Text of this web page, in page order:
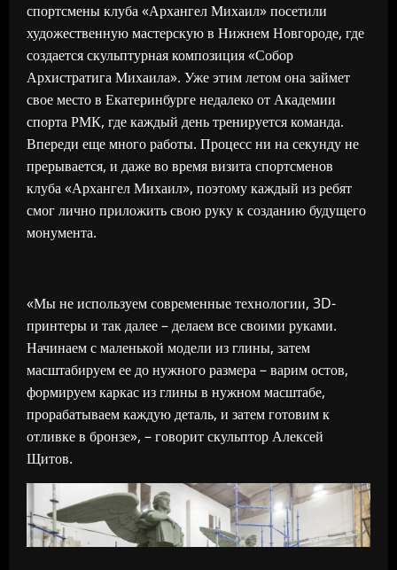
спортсмены клуба «Архангел Михаил» посетили
художественную мастерскую в Нижнем Новгороде, где
создается скульптурная композиция «Собор
Архистратига Михаила». Уже этим летом она займет
свое место в Екатеринбурге недалеко от Академии
спорта РМК, где каждый день тренируется команда.
Впереди еще много работы. Процесс ни на секунду не
прерывается, и даже во время визита спортсменов
клуба «Архангел Михаил», поэтому каждый из ребят
смог лично приложить свою руку к созданию будущего
монумента.
«Мы не используем современные технологии, 3D-
принтеры и так далее – делаем все своими руками.
Начинаем с маленькой модели из глины, затем
масштабируем ее до нужного размера – варим остов,
формируем каркас из глины в нужном масштабе,
прорабатываем каждую деталь, и затем готовим к
отливке в бронзе», – говорит скульптор Алексей
Щитов.